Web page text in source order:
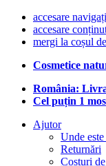
accesare
accesare
mergi la coșul
Cosmetice
România:
Cel puțin 1
Ajutor
Unde
Returnări
Costuri